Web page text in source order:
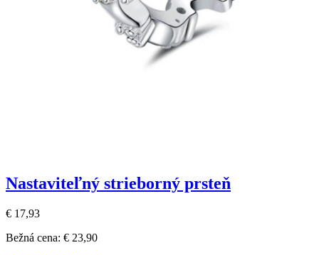
Nastaviteľný strieborný prsteň
€ 17,93
Bežná cena: € 23,90